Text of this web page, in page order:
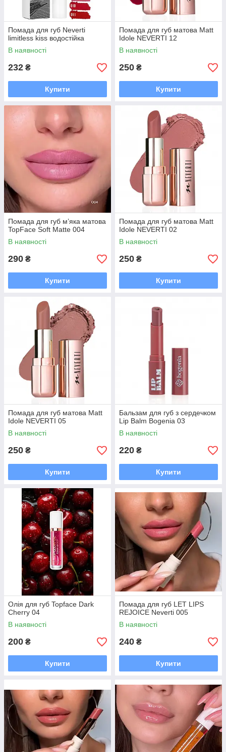
Помада для губ Neverti
limitless kiss водостійка
В наявності
232 ₴
Купити
Помада для губ матова Matt
Idole NEVERTI 12
В наявності
250 ₴
Купити
Помада для губ м’яка матова
TopFace Soft Matte 004
В наявності
290 ₴
Купити
Помада для губ матова Matt
Idole NEVERTI 02
В наявності
250 ₴
Купити
Помада для губ матова Matt
Idole NEVERTI 05
В наявності
250 ₴
Купити
Бальзам для губ з сердечком
Lip Balm Bogenia 03
В наявності
220 ₴
Купити
Олія для губ Topface Dark
Cherry 04
В наявності
200 ₴
Купити
Помада для губ LET LIPS
REJOICE Neverti 005
В наявності
240 ₴
Купити